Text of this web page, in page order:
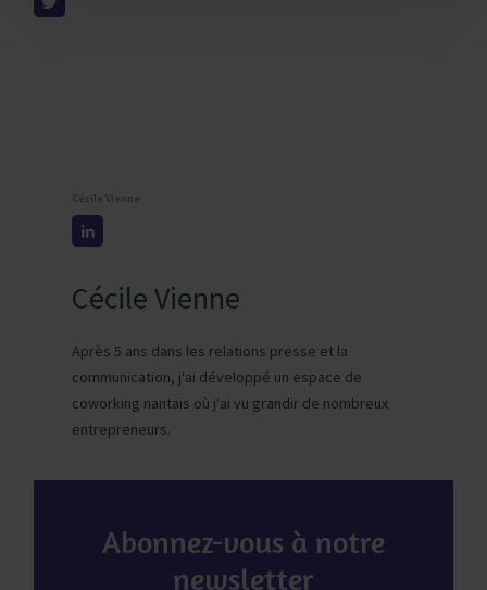
Cécile Vienne
Cécile Vienne
Après 5 ans dans les relations presse et la
communication, j'ai développé un espace de
coworking nantais où j'ai vu grandir de nombreux
entrepreneurs.
Abonnez-vous à notre
newsletter